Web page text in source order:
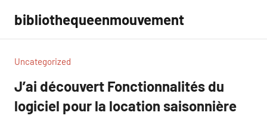
contenu
bibliothequeenmouvement
Uncategorized
J’ai découvert Fonctionnalités du
logiciel pour la location saisonnière